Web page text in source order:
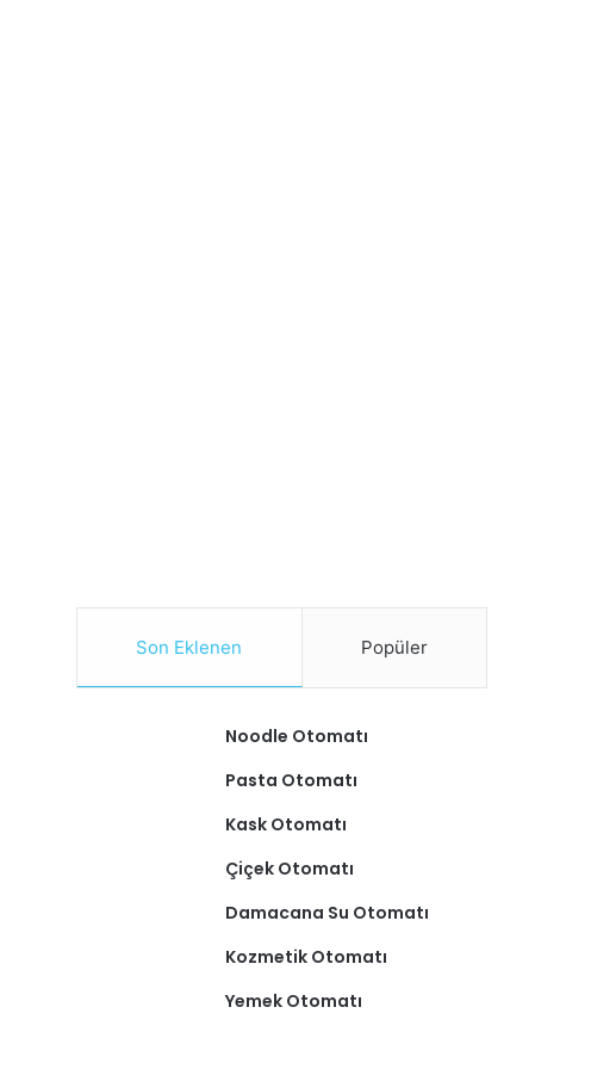
Son Eklenen Popüler
Noodle Otomatı
Pasta Otomatı
Kask Otomatı
Çiçek Otomatı
Damacana Su Otomatı
Kozmetik Otomatı
Yemek Otomatı